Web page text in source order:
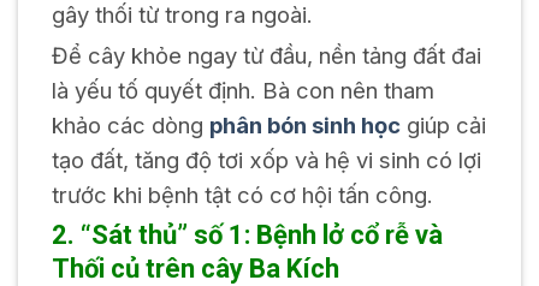
gây thối từ trong ra ngoài.
Để cây khỏe ngay từ đầu, nền tảng đất đai
là yếu tố quyết định. Bà con nên tham
khảo các dòng phân bón sinh họcgiúp cải
tạo đất, tăng độ tơi xốp và hệ vi sinh có lợi
trước khi bệnh tật có cơ hội tấn công.
2. “Sát thủ” số 1: Bệnh lở cổ rễ và
Thối củ trên cây Ba Kích